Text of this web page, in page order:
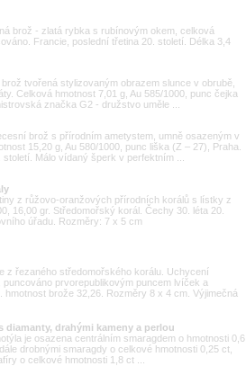
brož - zlatá rybka s rubínovým okem, celková
Francie, poslední třetina 20. století. Délka 3,4
tvořená stylizovaným obrazem slunce v obrubě,
Celková hmotnost 7,01 g, Au 585/1000, punc čejka
značka G2 - družstvo uměle ...
brož s přírodním ametystem, umně osazeným v
15,20 g, Au 580/1000, punc liška (Z – 27), Praha.
Málo vídaný šperk v perfektním ...
z růžovo-oranžových přírodních korálů s lístky z
16,00 gr. Středomořský korál. Čechy 30. léta 20.
úřadu. Rozměry: 7 x 5 cm
z řezaného středomořského korálu. Uchycení
prvorepublikovým puncem lvíček a
brože 32,26. Rozměry 8 x 4 cm. Výjimečná
diamanty, drahými kameny a perlou
je osazena centrálním smaragdem o hmotnosti 0,6
drobnými smaragdy o celkové hmotnosti 0,25 ct,
o celkové hmotnosti 1,8 ct ...